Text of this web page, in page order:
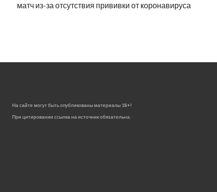
матч из-за отсутствия прививки от коронавируса
На сайте могут быть опубликованы материалы 18+!
При цитировании ссылка на источник обязательна.